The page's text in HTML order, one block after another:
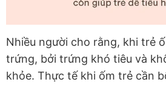
Nhiều người cho rằng, khi trẻ
trứng, bởi trứng khó tiêu và
khỏe. Thực tế khi ốm trẻ cần